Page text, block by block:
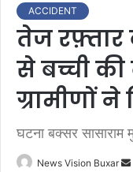
ACCIDENT
तेज
से बच्ची की
ग्रामीणों
घटना बक्सर सासाराम
News Vision Buxar